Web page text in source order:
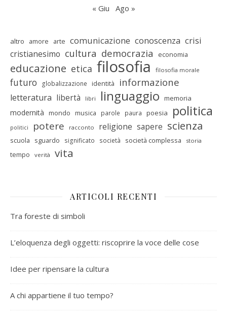
« Giu Ago »
altro amore arte comunicazione conoscenza crisi
cristianesimo cultura democrazia economia
educazione etica filosofia filosofia morale
futuro globalizzazione identità informazione
letteratura libertà libri linguaggio memoria
modernità mondo musica parole paura poesia politica
politici potere racconto religione sapere scienza
scuola sguardo significato società società complessa storia
tempo verità vita
ARTICOLI RECENTI
Tra foreste di simboli
L’eloquenza degli oggetti: riscoprire la voce delle cose
Idee per ripensare la cultura
A chi appartiene il tuo tempo?